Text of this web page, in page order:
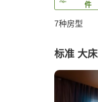
件
7种房型
标准 大